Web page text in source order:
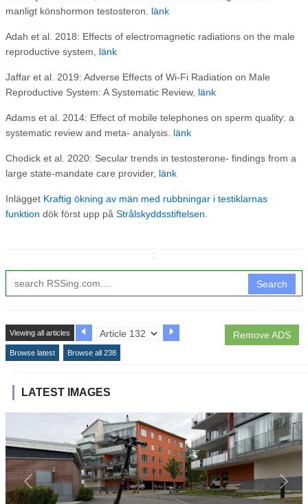
manligt könshormon testosteron.
länk
Adah et al. 2018: Effects of electromagnetic radiations on the male
reproductive system, länk
Jaffar et al. 2019: Adverse Effects of Wi-Fi Radiation on Male
Reproductive System: A Systematic Review, länk
Adams et al. 2014: Effect of mobile telephones on sperm quality: a
systematic review and meta- analysis. länk
Chodick et al. 2020: Secular trends in testosterone- findings from a
large state-mandate care provider, länk
Inlägget Kraftig ökning av män med rubbningar i testiklarnas
funktion dök först upp på Strålskyddsstiftelsen
Search
Remove ADS
Viewing all articles
Browse latest Browse all 238
LATEST IMAGES